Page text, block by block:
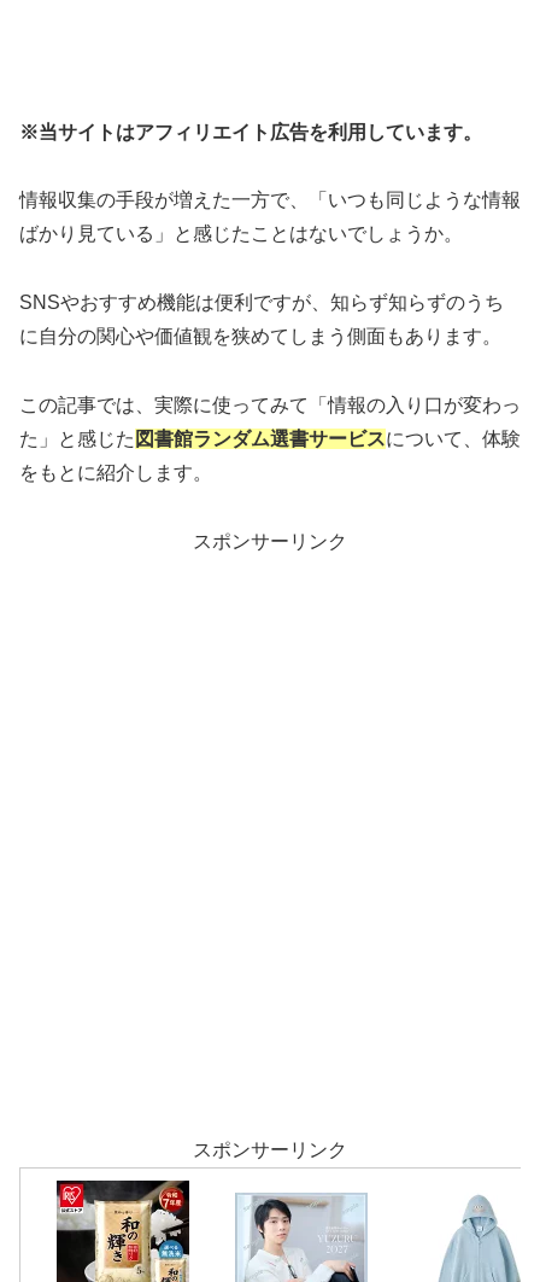
※当サイトはアフィリエイト広告を利用しています。
情報収集の手段が増えた一方で、「いつも同じような情報
ばかり見ている」と感じたことはないでしょうか。
SNSやおすすめ機能は便利ですが、知らず知らずのうち
に自分の関心や価値観を狭めてしまう側面もあります。
この記事では、実際に使ってみて「情報の入り口が変わっ
た」と感じた 図書館ランダム選書サービスについて、体験
をもとに紹介します。
スポンサーリンク
スポンサーリンク